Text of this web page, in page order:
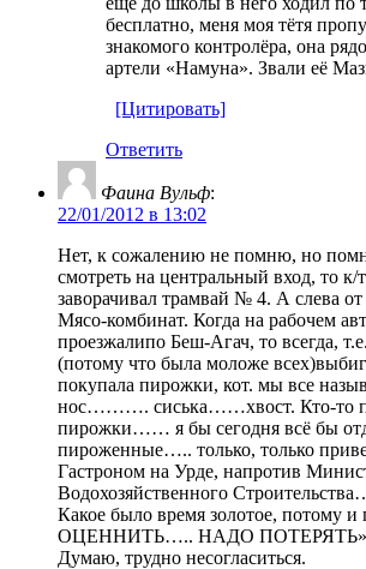
бесплатно, меня моя тётя
знакомого контролёра, она
артели «Намуна». Звали её
[Цитировать]
Ответить
Фаина Вульф:
22/01/2012 в 13:02
Нет, к сожалению не помню, но
смотреть на центральный вход, то к/
заворачивал трамвай № 4. А слева
Мясо-комбинат. Когда на рабочем
проезжалипо Беш-Агач, то всегда,
(потому что была моложе
покупала пирожки, кот. мы все
нос………. сиська……хвост. Кто-то
пирожки…… я бы сегодня всё бы
пироженные….. только, только
Гастроном на Урде, напротив
Водохозяйственного
Какое было время золотое, потому
ОЦЕННИТЬ….. НАДО
Думаю, трудно несогласиться.